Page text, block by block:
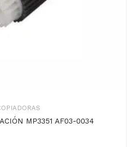
MP3351 AF03-0034